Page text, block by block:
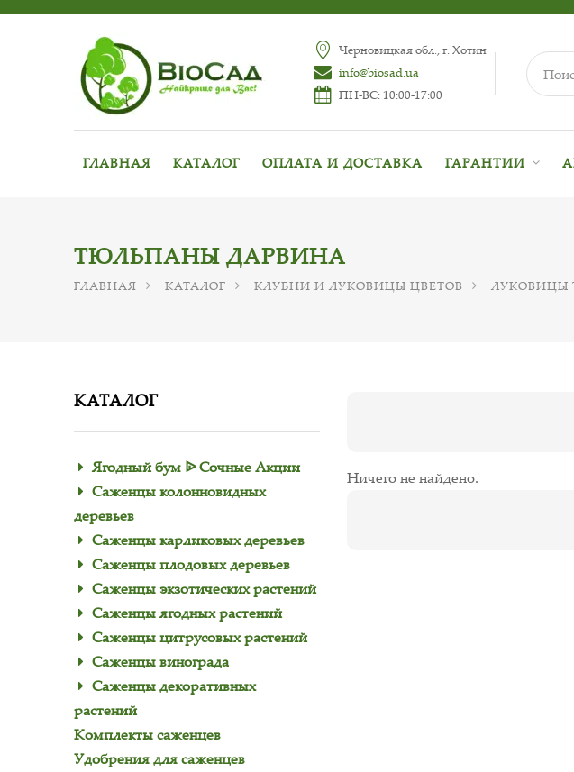
Черновицкая обл., г. Хотин
info@biosad.ua
ПН-ВС: 10:00-17:00
ГЛАВНАЯ КАТАЛОГ ОПЛАТА И ДОСТАВКА ГАРАНТИИ
ТЮЛЬПАНЫ ДАРВИНА
ГЛАВНАЯ КАТАЛОГ КЛУБНИ И ЛУКОВИЦЫ ЦВЕТОВ ЛУКОВИЦЫ
КАТАЛОГ
Ягодный бум ᐉ Сочные Акции
Саженцы колонновидных
деревьев
Саженцы карликовых деревьев
Саженцы плодовых деревьев
Саженцы экзотических растений
Саженцы ягодных растений
Саженцы цитрусовых растений
Саженцы винограда
Саженцы декоративных
растений
Комплекты саженцев
Удобрения для саженцев
Ничего не найдено.